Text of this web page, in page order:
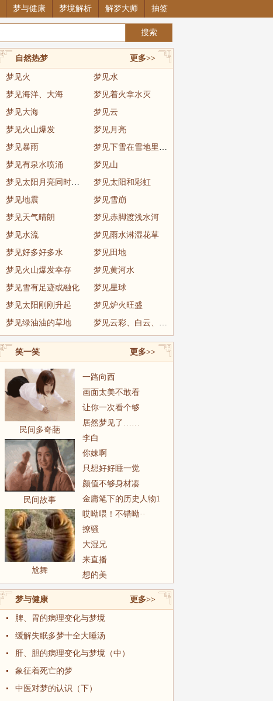
梦与健康 梦境解析 解梦大师 抽签
更多>>
自然热梦
梦见火
梦见水
梦见海洋、大海
梦见着火拿水灭
梦见大海
梦见云
梦见火山爆发
梦见月亮
梦见暴雨
梦见下雪在雪地里玩耍
梦见有泉水喷涌
梦见山
梦见太阳月亮同时出现
梦见太阳和彩虹
梦见地震
梦见雪崩
梦见天气晴朗
梦见赤脚渡浅水河
梦见水流
梦见雨水淋湿花草
梦见好多好多水
梦见田地
梦见火山爆发幸存
梦见黄河水
梦见雪有足迹或融化
梦见星球
梦见太阳刚刚升起
梦见炉火旺盛
梦见绿油油的草地
梦见云彩、白云、乌云
更多>>
笑一笑
民间多奇葩
民间故事
尬舞
一路向西
画面太美不敢看
让你一次看个够
居然梦见了……
李白
你妹啊
只想好好睡一觉
颜值不够身材凑
金庸笔下的历史人物1
哎呦喂！不错呦··
撩骚
大湿兄
来直播
想的美
更多>>
梦与健康
脾、胃的病理变化与梦境
缓解失眠多梦十全大睡汤
肝、胆的病理变化与梦境（中）
象征着死亡的梦
中医对梦的认识（下）